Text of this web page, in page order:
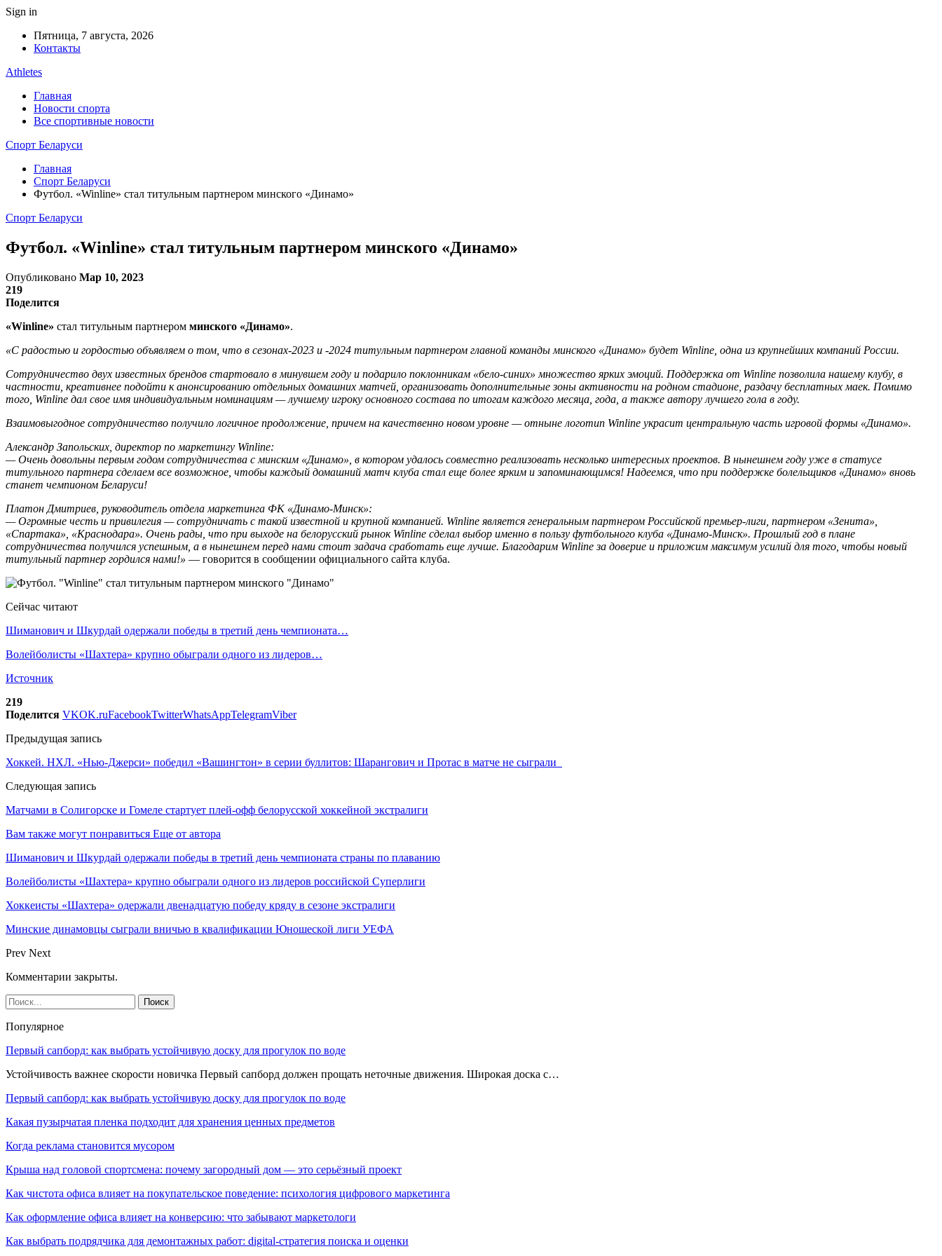
Sign in
Пятница, 7 августа, 2026
Контакты
Athletes
Главная
Новости спорта
Все спортивные новости
Спорт Беларуси
Главная
Спорт Беларуси
Футбол. «Winline» стал титульным партнером минского «Динамо»
Спорт Беларуси
Футбол. «Winline» стал титульным партнером минского «Динамо»
Опубликовано Мар 10, 2023
219
Поделится
«Winline» стал титульным партнером минского «Динамо».
«С радостью и гордостью объявляем о том, что в сезонах-2023 и -2024 титульным партнером главной команды минского «Динамо» будет Winline, одна из крупнейших компаний России.
Сотрудничество двух известных брендов стартовало в минувшем году и подарило поклонникам «бело-синих» множество ярких эмоций. Поддержка от Winline позволила нашему клубу, в
частности, креативнее подойти к анонсированию отдельных домашних матчей, организовать дополнительные зоны активности на родном стадионе, раздачу бесплатных маек. Помимо
того, Winline дал свое имя индивидуальным номинациям — лучшему игроку основного состава по итогам каждого месяца, года, а также автору лучшего гола в году.
Взаимовыгодное сотрудничество получило логичное продолжение, причем на качественно новом уровне — отныне логотип Winline украсит центральную часть игровой формы «Динамо».
Александр Запольских, директор по маркетингу Winline:
— Очень довольны первым годом сотрудничества с минским «Динамо», в котором удалось совместно реализовать несколько интересных проектов. В нынешнем году уже в статусе
титульного партнера сделаем все возможное, чтобы каждый домашний матч клуба стал еще более ярким и запоминающимся! Надеемся, что при поддержке болельщиков «Динамо» вновь
станет чемпионом Беларуси!
Платон Дмитриев, руководитель отдела маркетинга ФК «Динамо-Минск»:
— Огромные честь и привилегия — сотрудничать с такой известной и крупной компанией. Winline является генеральным партнером Российской премьер-лиги, партнером «Зенита»,
«Спартака», «Краснодара». Очень рады, что при выходе на белорусский рынок Winline сделал выбор именно в пользу футбольного клуба «Динамо-Минск». Прошлый год в плане
сотрудничества получился успешным, а в нынешнем перед нами стоит задача сработать еще лучше. Благодарим Winline за доверие и приложим максимум усилий для того, чтобы новый
титульный партнер гордился нами!» — говорится в сообщении официального сайта клуба.
Сейчас читают
Шиманович и Шкурдай одержали победы в третий день чемпионата…
Волейболисты «Шахтера» крупно обыграли одного из лидеров…
Источник
219
Поделится VKOK.ruFacebookTwitterWhatsAppTelegramViber
Предыдущая запись
Хоккей. НХЛ. «Нью-Джерси» победил «Вашингтон» в серии буллитов: Шарангович и Протас в матче не сыграли
Следующая запись
Матчами в Солигорске и Гомеле стартует плей-офф белорусской хоккейной экстралиги
Вам также могут понравиться Еще от автора
Шиманович и Шкурдай одержали победы в третий день чемпионата страны по плаванию
Волейболисты «Шахтера» крупно обыграли одного из лидеров российской Суперлиги
Хоккеисты «Шахтера» одержали двенадцатую победу кряду в сезоне экстралиги
Минские динамовцы сыграли вничью в квалификации Юношеской лиги УЕФА
Prev Next
Комментарии закрыты.
Популярное
Первый сапборд: как выбрать устойчивую доску для прогулок по воде
Устойчивость важнее скорости новичка Первый сапборд должен прощать неточные движения. Широкая доска с…
Первый сапборд: как выбрать устойчивую доску для прогулок по воде
Какая пузырчатая пленка подходит для хранения ценных предметов
Когда реклама становится мусором
Крыша над головой спортсмена: почему загородный дом — это серьёзный проект
Как чистота офиса влияет на покупательское поведение: психология цифрового маркетинга
Как оформление офиса влияет на конверсию: что забывают маркетологи
Как выбрать подрядчика для демонтажных работ: digital-стратегия поиска и оценки